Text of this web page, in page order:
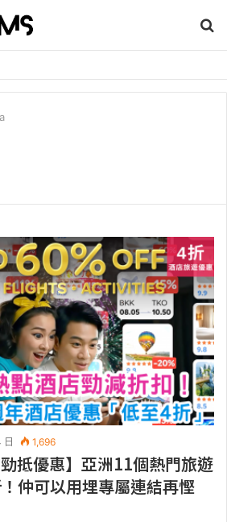
尋
1,696
抵優惠】亞洲11個熱門旅遊
仲可以用埋專屬連結再慳